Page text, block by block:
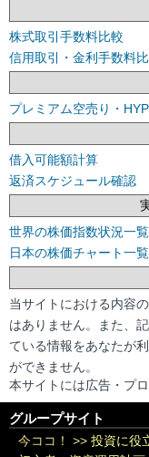
株式取引手数料比較
信用取引・金利手数料
プレミアム空売り・
借入可能額計算
返済スケジュール確認
世界の株価指数状況一覧
日本の株価チャート一覧
当サイトにおける内容
はありません。また、
ている情報をあなたが
ができません。
本サイトには広告・プ
グループサイト
今ココ！ >> 投資に役